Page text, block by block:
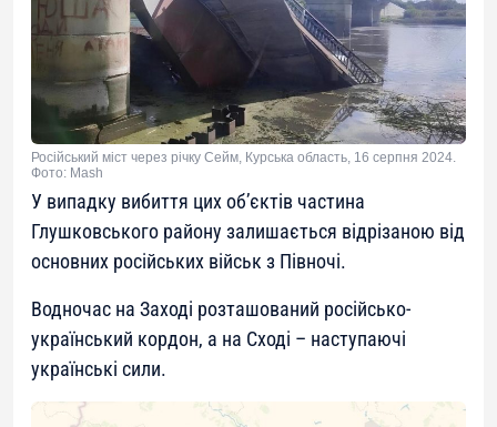
Російський міст через річку Сейм, Курська область, 16 серпня 2024.
Фото: Mash
У випадку вибиття цих об’єктів частина
Глушковського району залишається відрізаною від
основних російських військ з Півночі.
Водночас на Заході розташований російсько-
український кордон, а на Сході – наступаючі
українські сили.